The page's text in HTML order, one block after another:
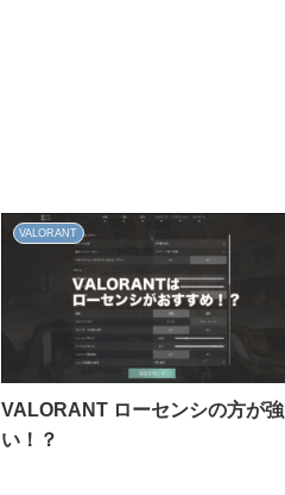
VALORANT
VALORANT ローセンシの方が強
い！？